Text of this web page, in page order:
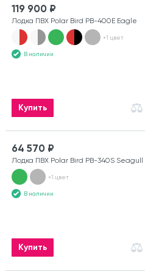
119 900 ₽
Лодка ПВХ Polar Bird PB-400E Eagle
+1 цвет
В наличии
Купить
64 570 ₽
Лодка ПВХ Polar Bird PB-340S Seagull
+1 цвет
В наличии
Купить